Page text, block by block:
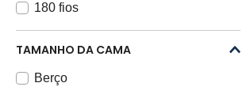
180 fios
TAMANHO DA CAMA
Berço